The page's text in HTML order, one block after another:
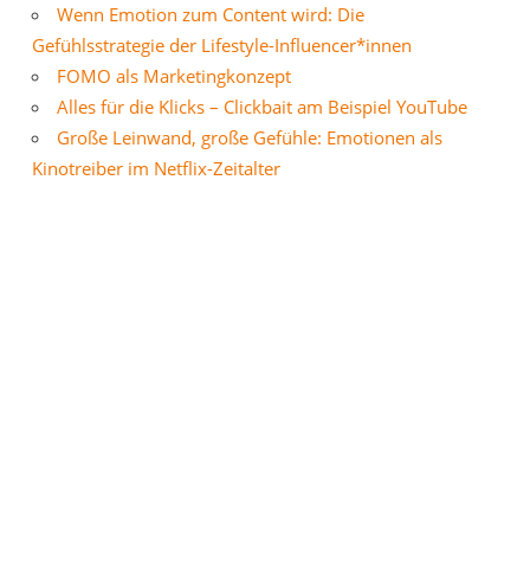
Wenn Emotion zum Content wird: Die
Gefühlsstrategie der Lifestyle-Influencer*innen
FOMO als Marketingkonzept
Alles für die Klicks – Clickbait am Beispiel YouTube
Große Leinwand, große Gefühle: Emotionen als
Kinotreiber im Netflix-Zeitalter